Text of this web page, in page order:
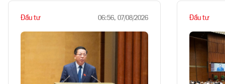
Đầu tư 06:56, 07/08/2026 Đầu tư